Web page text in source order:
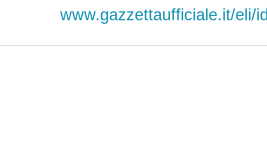
www.gazzettaufficiale.it/eli/